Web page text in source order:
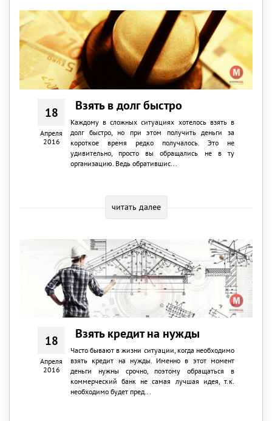
18
Апреля
2016
Взять в долг быстро
Каждому в сложных ситуациях хотелось взять в
долг быстро, но при этом получить деньги за
короткое время редко получалось. Это не
удивительно, просто вы обращались не в ту
организацию. Ведь обратившис...
читать далее
18
Апреля
2016
Взять кредит на нужды
Часто бывают в жизни ситуации, когда необходимо
взять кредит на нужды. Именно в этот момент
деньги нужны срочно, поэтому обращаться в
коммерческий банк не самая лучшая идея, т.к.
необходимо будет пред...